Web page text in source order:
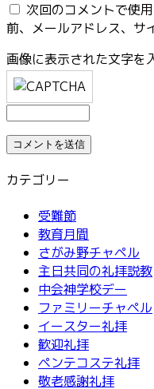
次回のコメントで使
前、メールアドレス、サ
画像に表示された文字を
カテゴリー
受難節
教育月間
さがみ野チャペル
主日共同の礼拝説教
中会神学校デー
ファミリーチャペル
イースター礼拝
歓迎礼拝
ペンテコステ礼拝
敬老感謝礼拝